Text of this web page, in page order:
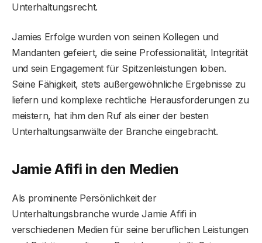
Unterhaltungsrecht.
Jamies Erfolge wurden von seinen Kollegen und
Mandanten gefeiert, die seine Professionalität, Integrität
und sein Engagement für Spitzenleistungen loben.
Seine Fähigkeit, stets außergewöhnliche Ergebnisse zu
liefern und komplexe rechtliche Herausforderungen zu
meistern, hat ihm den Ruf als einer der besten
Unterhaltungsanwälte der Branche eingebracht.
Jamie Afifi in den Medien
Als prominente Persönlichkeit der
Unterhaltungsbranche wurde Jamie Afifi in
verschiedenen Medien für seine beruflichen Leistungen